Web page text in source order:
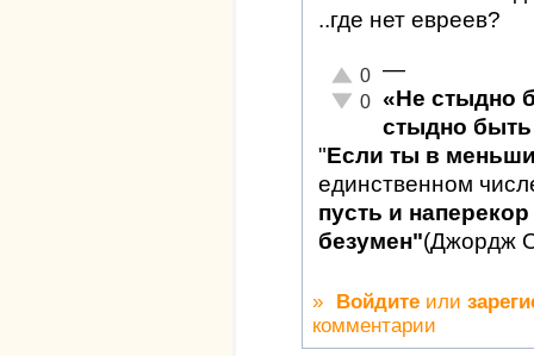
..где нет евреев?
Отлично!
0
Неадекватно!
0
—
«Не стыдно
стыдно быть
"Если ты в
единственном
пусть и
безумен"(Джордж
» Войдите или
комментарии